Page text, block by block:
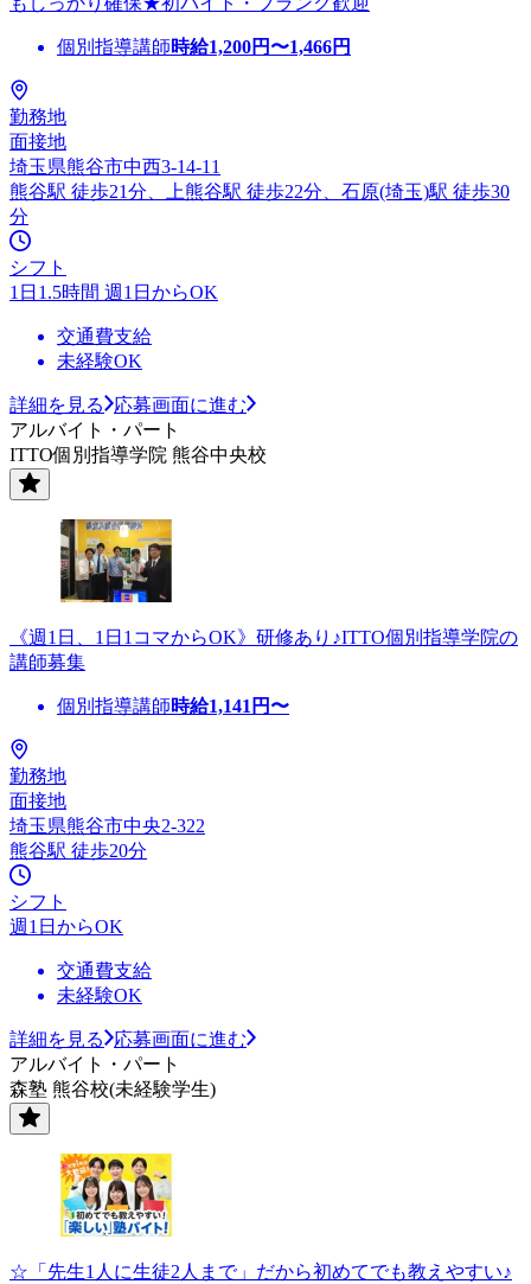
個別指導講師時給1,200円〜1,466円
勤務地
面接地
埼玉県熊谷市中西3-14-11
熊谷駅 徒歩21分、上熊谷駅 徒歩22分、石原(埼玉)駅 徒歩30
分
シフト
1日1.5時間 週1日からOK
交通費支給
未経験OK
詳細を見る
応募画面に進む
アルバイト・パート
ITTO個別指導学院 熊谷中央校
《週1日、1日1コマからOK》研修あり♪ITTO個別指導学院の
講師募集
個別指導講師時給1,141 円〜
勤務地
面接地
埼玉県熊谷市中央2-322
熊谷駅 徒歩20分
シフト
週1日からOK
交通費支給
未経験OK
詳細を見る
応募画面に進む
アルバイト・パート
森塾 熊谷校(未経験学生)
☆「先生1人に生徒2人まで」だから初めてでも教えやすい♪